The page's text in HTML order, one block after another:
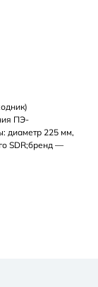
ПЭ-
диаметр 225 мм,
SDR;бренд —